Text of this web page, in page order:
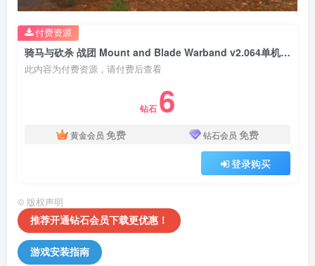
骑马与砍杀 战团 Mount and Blade Warband v2.064单机版 v1.174版 内含 Mod 77G版 官方中文 支持联机
此内容为付费资源，请付费后查看
钻石 6
黄金会员 免费 钻石会员 免费
登录购买
付费资源
© 版权声明
推荐开通钻石会员下载更优惠！
游戏安装指南